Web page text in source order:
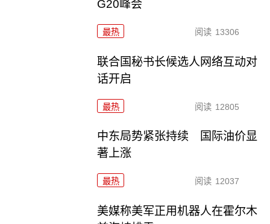
G20峰会
最热 阅读 13306
联合国秘书长候选人网络互动对
话开启
最热 阅读 12805
中东局势紧张持续 国际油价显
著上涨
最热 阅读 12037
美媒称美军正用机器人在霍尔木